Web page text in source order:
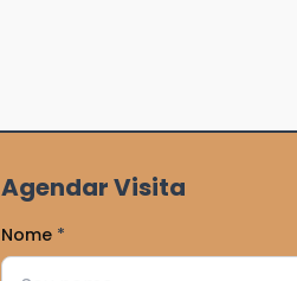
Agendar Visita
Nome *